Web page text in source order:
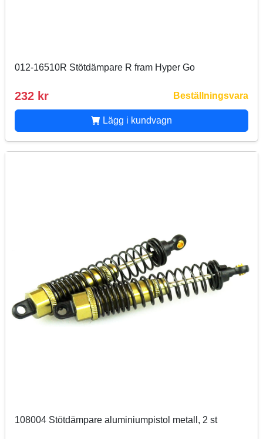
012-16510R Stötdämpare R fram Hyper Go
232 kr Beställningsvara
Lägg i kundvagn
108004 Stötdämpare aluminiumpistol metall, 2 st